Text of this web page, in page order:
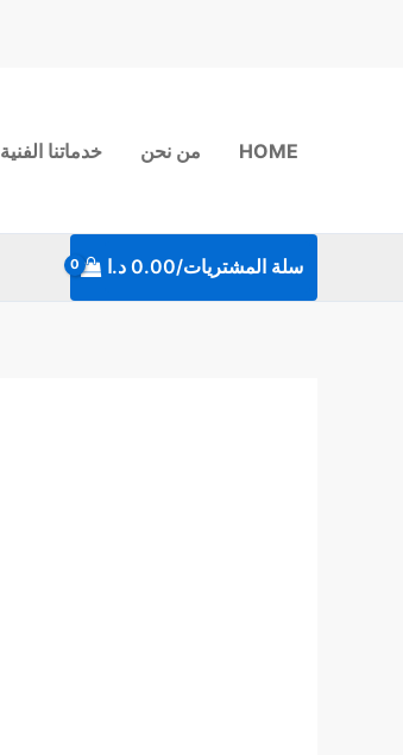
HOME من نحن خدماتنا الفنية
سلة المشتريات/0.00 د.ا